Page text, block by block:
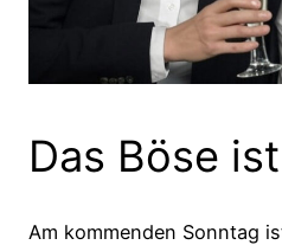
Das Böse
Am kommenden Sonntag